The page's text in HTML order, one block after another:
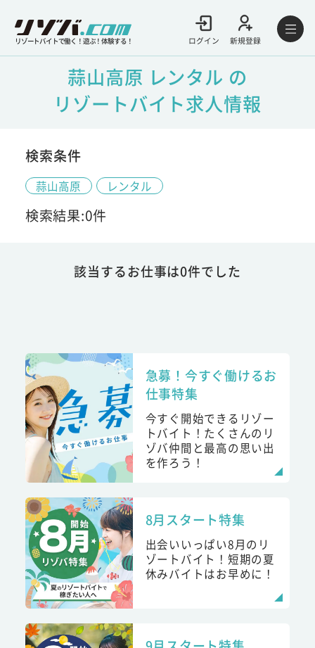
リゾートバイトで働く！遊ぶ！体験する！ ログイン 新規登録
蒜山高原 レンタル の
リゾートバイト求人情報
検索条件
蒜山高原 レンタル
検索結果:0件
該当するお仕事は0件でした
急募！今すぐ働けるお
仕事特集
今すぐ開始できるリゾー
トバイト！たくさんのリ
ゾバ仲間と最高の思い出
を作ろう！
8月スタート特集
出会いいっぱい8月のリ
ゾートバイト！短期の夏
休みバイトはお早めに！